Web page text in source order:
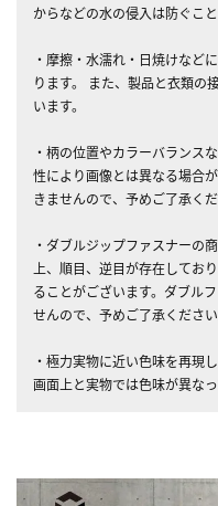
からなどの水の侵入は防ぐこ
・摩擦・水濡れ・日焼けなど
ります。 また、製品と衣類の
います。
・柄の位置やカラーバランス
性により画像とは異なる場合
きませんので、予めご了承くだ
・ダブルジップファスナーの
上、順目、逆目が存在してお
ることがございます。ダブル
せんので、予めご了承ください
・極力実物に近い色味を再現
画面上と実物では色味が異な